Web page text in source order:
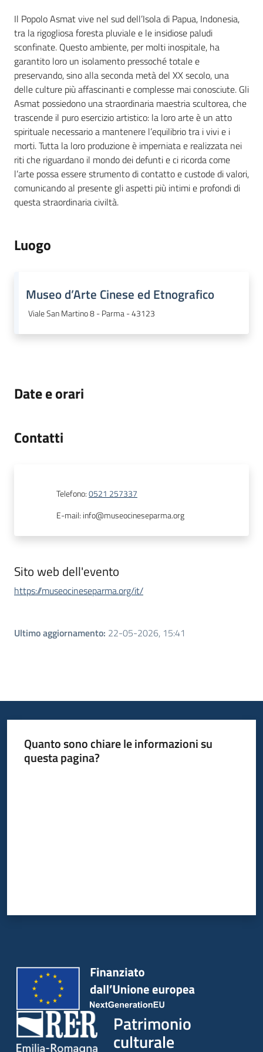
Cos'è
Il Popolo Asmat vive nel sud dell’Isola di Papua, Indonesia,
tra la rigogliosa foresta pluviale e le insidiose paludi
sconfinate. Questo ambiente, per molti inospitale, ha
garantito loro un isolamento pressoché totale e
preservando, sino alla seconda metà del XX secolo, una
delle culture più affascinanti e complesse mai conosciute. Gli
Asmat possiedono una straordinaria maestria scultorea, che
trascende il puro esercizio artistico: la loro arte è un atto
spirituale necessario a mantenere l’equilibrio tra i vivi e i
morti. Tutta la loro produzione è imperniata e realizzata nei
riti che riguardano il mondo dei defunti e ci ricorda come
l’arte possa essere strumento di contatto e custode di valori,
comunicando al presente gli aspetti più intimi e profondi di
questa straordinaria civiltà.
Luogo
Museo d’Arte Cinese ed Etnografico
Viale San Martino 8 - Parma - 43123
Date e orari
Contatti
Telefono:0521 257337
E-mail: info@museocineseparma.org
Sito web dell'evento
https://museocineseparma.org/it/
Ultimo aggiornamento: 22-05-2026, 15:41
Quanto sono chiare le informazioni su
questa pagina?
Patrimonio
culturale